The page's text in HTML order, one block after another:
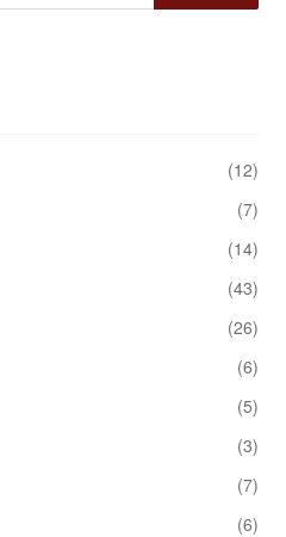
(12)
(7)
(14)
(43)
(26)
(6)
(5)
(3)
(7)
(6)